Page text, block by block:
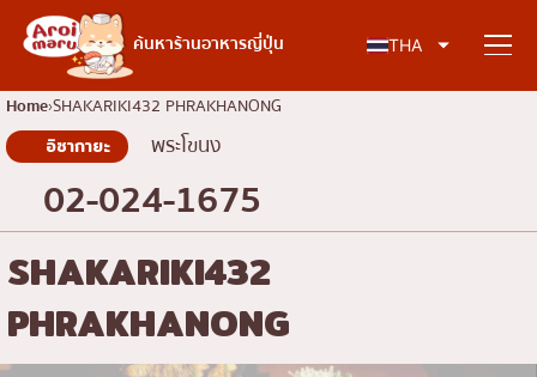
ค้นหาร้านอาหารญี่ปุ่น THA
อาหารญี่ปุ่น
ค้นหาร้านอาหาร
ค้นหาตามประเภทอาหาร
ซูชิ
ราเมง
ค้นหาตามพื้นที่
HomeSHAKARIKI432 PHRAKHANONG
อิซากายะ พระโขนง
02-024-1675
SHAKARIKI432
PHRAKHANONG